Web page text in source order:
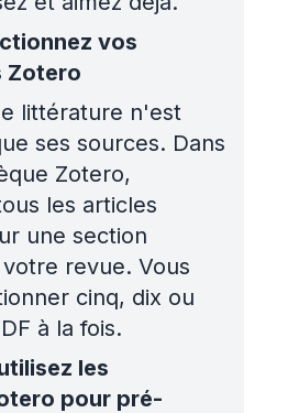
vos
Zotero
littérature n'est
ses sources. Dans
Zotero,
les articles
une section
revue. Vous
cinq, dix ou
à la fois.
les
pour pré-